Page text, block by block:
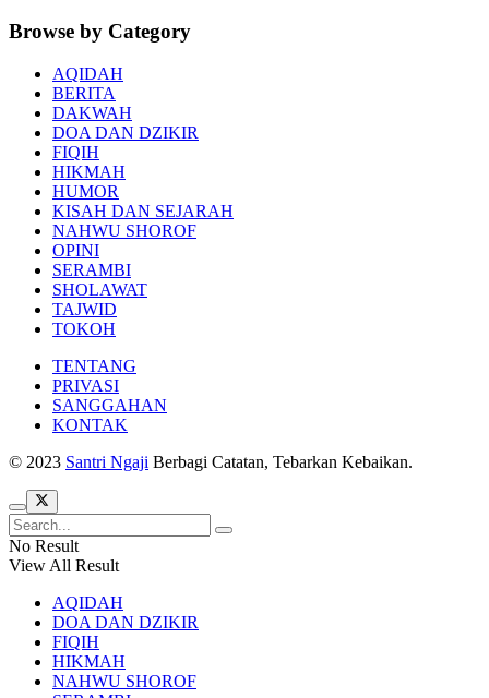
Browse by Category
AQIDAH
BERITA
DAKWAH
DOA DAN DZIKIR
FIQIH
HIKMAH
HUMOR
KISAH DAN SEJARAH
NAHWU SHOROF
OPINI
SERAMBI
SHOLAWAT
TAJWID
TOKOH
TENTANG
PRIVASI
SANGGAHAN
KONTAK
© 2023 Santri Ngaji Berbagi Catatan, Tebarkan Kebaikan.
No Result
View All Result
AQIDAH
DOA DAN DZIKIR
FIQIH
HIKMAH
NAHWU SHOROF